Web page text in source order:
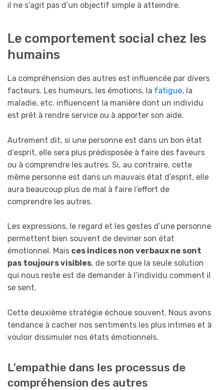
il ne s’agit pas d’un objectif simple à atteindre.
Le comportement social chez les
humains
La compréhension des autres est influencée par divers
facteurs. Les humeurs, les émotions, la fatigue, la
maladie, etc. influencent la manière dont un individu
est prêt à rendre service ou à apporter son aide.
Autrement dit, si une personne est dans un bon état
d’esprit, elle sera plus prédisposée à faire des faveurs
ou à comprendre les autres. Si, au contraire, cette
même personne est dans un mauvais état d’esprit, elle
aura beaucoup plus de mal à faire l’effort de
comprendre les autres.
Les expressions, le regard et les gestes d’une personne
permettent bien souvent de deviner son état
émotionnel. Mais ces indices non verbaux ne sont
pas toujours visibles, de sorte que la seule solution
qui nous reste est de demander à l’individu comment il
se sent.
Cette deuxième stratégie échoue souvent. Nous avons
tendance à cacher nos sentiments les plus intimes et à
vouloir dissimuler nos états émotionnels.
L’empathie dans les processus de
compréhension des autres